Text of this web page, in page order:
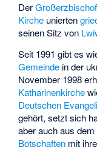
DerGroßerzbischof
Kirche unierten
seinen Sitz von
Seit 1991 gibt es
Gemeinde in der
November 1998
Katharinenkirche
Deutschen
gehört, setzt sich
aber auch aus
Botschaften mit